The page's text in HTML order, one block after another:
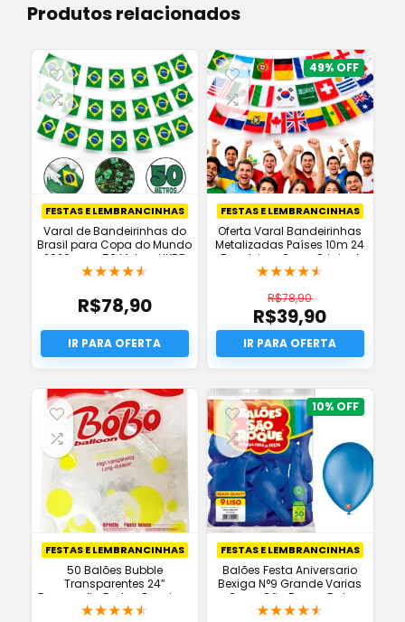
Produtos relacionados
FESTAS E LEMBRANCINHAS
Varal de Bandeirinhas do
Brasil para Copa do Mundo
2026 com 50 Metros HXRD
GROUP
★★★★★
R$78,90
49%
FESTAS E LEMBRANCINHAS
Oferta Varal Bandeirinhas
Metalizadas Países 10m 24
Bandeiras Copa Original
★★★★★
R$78,90
O
preço
original
era:
R$78,90.
R$39,90
O
preço
atual
é:
R$39,90.
FESTAS E LEMBRANCINHAS
50 Balões Bubble
Transparentes 24”
Decoração Festas Premium
Oferta
★★★★★
10%
FESTAS E LEMBRANCINHAS
Balões Festa Aniversario
Bexiga N°9 Grande Varias
Cores São Roque Frete
Grátis
★★★★★